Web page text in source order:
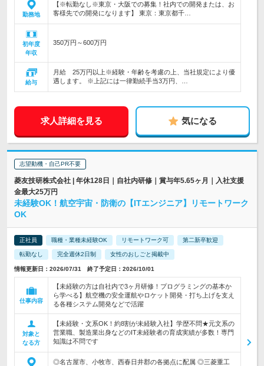
勤務地
【※転勤なし※東京・大阪での募集！社内での開発または、お
客様先での開発になります】 東京：東京都千…
初年度
年収
350万円～600万円
給与
月給 25万円以上※経験・年齢を考慮の上、当社規定により優
遇します。 ※上記には一律勤続手当3万円、…
求人詳細を見る 気になる
志望動機・自己PR不要
菱友技研株式会社 | 年休128日｜自社内研修｜賞与年5.65ヶ月｜入社支援
金最大25万円
未経験OK！航空宇宙・防衛の【ITエンジニア】リモートワーク
OK
正社員 職種・業種未経験OK リモートワーク可 第二新卒歓迎
転勤なし 完全週休2日制 女性のおしごと掲載中
情報更新日：2026/07/31 終了予定日：2026/10/01
仕事内容
【未経験の方は自社内で3ヶ月研修！プログラミングの基本か
ら学べる】航空機の安全運航やロケット開発・打ち上げを支え
る各種システム開発などで活躍
対象と
なる方
【未経験・文系OK！約8割が未経験入社】学歴不問★元文系の
営業職、製造業出身などのIT未経験者の育成実績が多数！専門
知識は不問です
◎名古屋市、小牧市、西春日井郡の各拠点に配属 ◎三菱重工